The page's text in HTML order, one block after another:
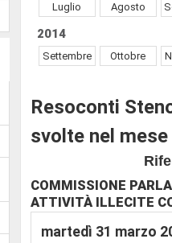
Luglio Agosto
2014
Settembre Ottobre
Resoconti
svolte nel
COMMISSIONE
ATTIVITÀ ILLECITE
martedì 31 marzo